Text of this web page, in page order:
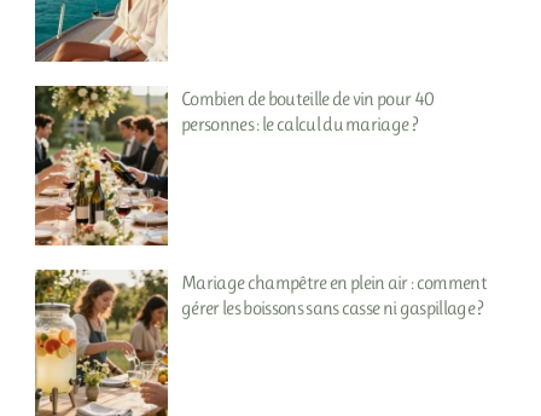
Combien de bouteille de vin pour 40
personnes : le calcul du mariage ?
Mariage champêtre en plein air : comment
gérer les boissons sans casse ni gaspillage ?